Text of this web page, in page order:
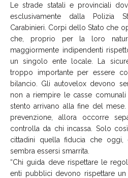
Le strade statali e provinciali
esclusivamente dalla Polizia
Carabinieri. Corpi dello Stato che
che, proprio per la loro
maggiormente indipendenti
un singolo ente locale. La
troppo importante per essere
bilancio. Gli autovelox devono
non a riempire le casse comunali
stento arrivano alla fine del
prevenzione, allora occorre
controlla da chi incassa. Solo
cittadini quella fiducia che oggi,
sembra essersi smarrita.
“Chi guida deve rispettare le
enti pubblici devono rispettare